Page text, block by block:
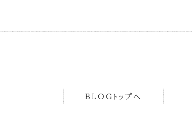
BLOGトップへ